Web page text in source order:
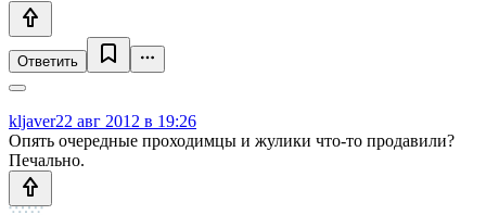
Ответить
kljaver22 авг 2012 в 19:26
Опять очередные проходимцы и жулики что-то продавили?
Печально.